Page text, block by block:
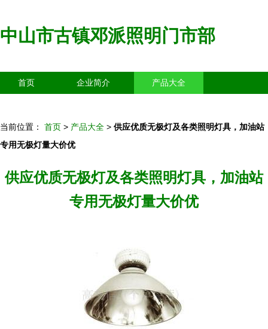
中山市古镇邓派照明门市部
首页 企业简介 产品大全
当前位置： 首页 > 产品大全 > 供应优质无极灯及各类照明灯具，加油站
专用无极灯量大价优
供应优质无极灯及各类照明灯具，加油站
专用无极灯量大价优